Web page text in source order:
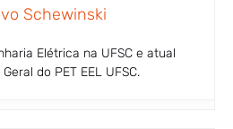
Schewinski
Elétrica na UFSC e atual
do PET EEL UFSC.